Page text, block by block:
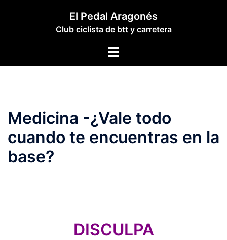
El Pedal Aragonés
Club ciclista de btt y carretera
Alternar
Medicina -¿Vale todo
cuando te encuentras en la
base?
DISCULPA